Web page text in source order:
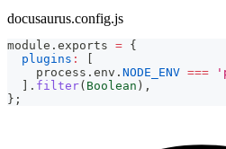
docusaurus.config.js
module . exports = {
plugins :
[
    process
. env . NODE_ENV ===
] . filter( Boolean ) ,
} ;